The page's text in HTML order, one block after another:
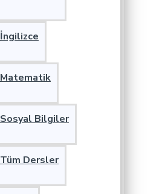
İngilizce
Matematik
Sosyal Bilgiler
Tüm Dersler